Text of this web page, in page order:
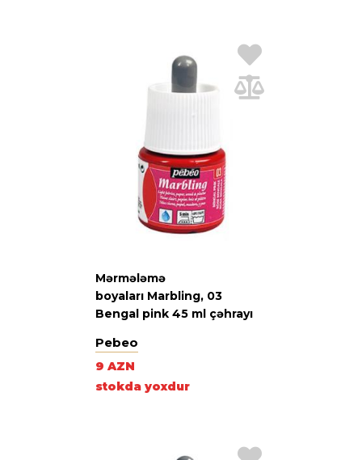
Mərmələmə
boyaları Marbling, 03
Bengal pink 45 ml çəhrayı
Pebeo
9 AZN
stokda yoxdur